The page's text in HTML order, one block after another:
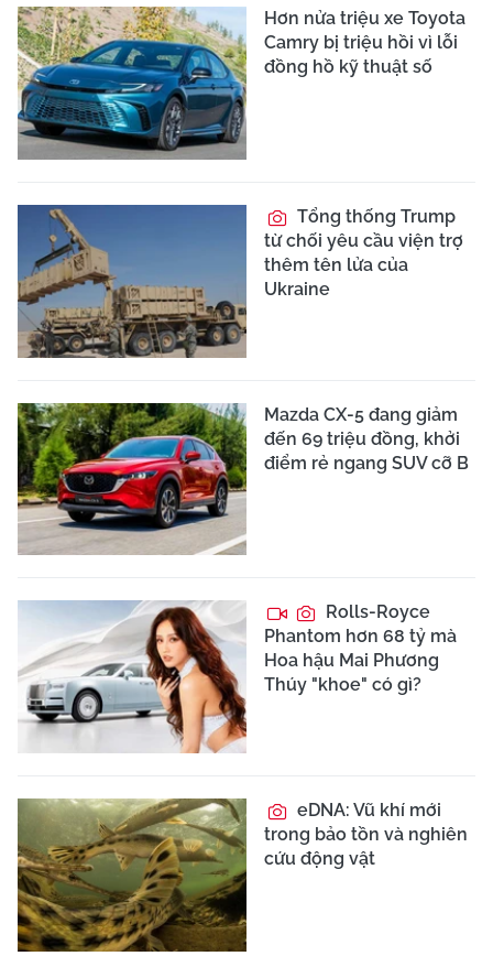
Hơn nửa triệu xe Toyota
Camry bị triệu hồi vì lỗi
đồng hồ kỹ thuật số
Tổng thống Trump
từ chối yêu cầu viện trợ
thêm tên lửa của
Ukraine
Mazda CX-5 đang giảm
đến 69 triệu đồng, khởi
điểm rẻ ngang SUV cỡ B
Rolls-Royce
Phantom hơn 68 tỷ mà
Hoa hậu Mai Phương
Thúy "khoe" có gì?
eDNA: Vũ khí mới
trong bảo tồn và nghiên
cứu động vật